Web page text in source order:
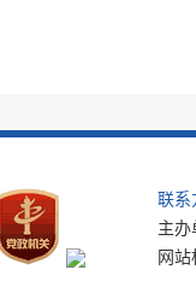
联系
主办
网站